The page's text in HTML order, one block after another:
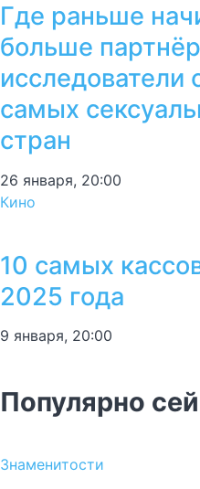
Где раньше
больше
исследователи
самых
стран
26 января, 20:00
Кино
10 самых
2025 года
9 января, 20:00
Популярно
Знаменитости